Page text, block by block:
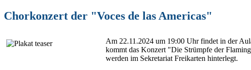
Chorkonzert der "Voces de las Americas"
Am 22.11.2024 um 19:00 Uhr findet in der
kommt das Konzert "Die Strümpfe der
werden im Sekretariat Freikarten hinterlegt.